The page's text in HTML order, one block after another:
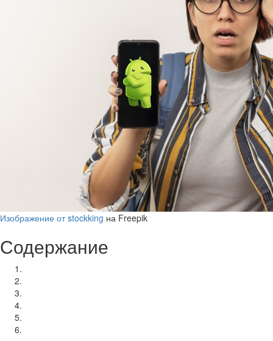
Изображение от stockking на Freepik
Содержание